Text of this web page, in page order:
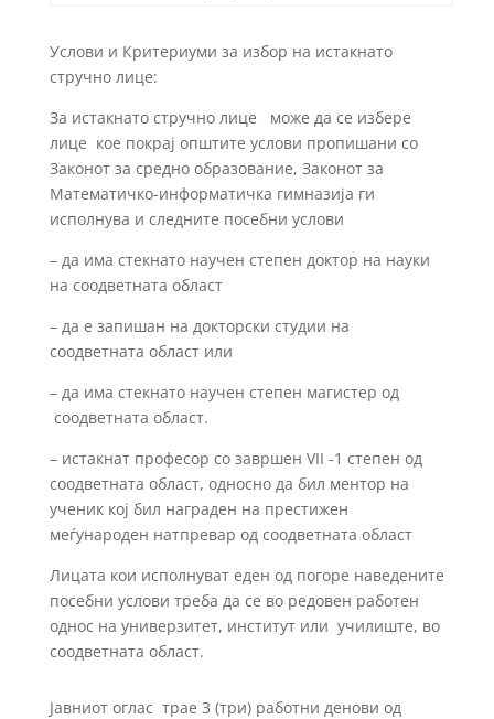
Услови и Критериуми за избор на истакнато
стручно лице:
За истакнато стручно лице може да се избере
лице кое покрај општите услови пропишани со
Законот за средно образование, Законот за
Математичко-информатичка гимназија ги
исполнува и следните посебни услови
– да има стекнато научен степен доктор на науки
на соодветната област
– да е запишан на докторски студии на
соодветната област или
– да има стекнато научен степен магистер од
соодветната област.
– истакнат професор со завршен VII -1 степен од
соодветната област, односно да бил ментор на
ученик кој бил награден на престижен
меѓународен натпревар од соодветната област
Лицата кои исполнуват еден од погоре наведените
посебни услови треба да се во редовен работен
однос на универзитет, институтили училиште, во
соодветната област.
Јавниот оглас трае 3 (три) работни денови од